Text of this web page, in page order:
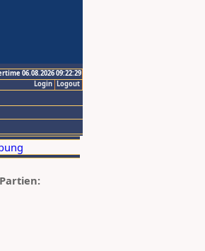
06.08.2026 09:22:29
Logout
Login